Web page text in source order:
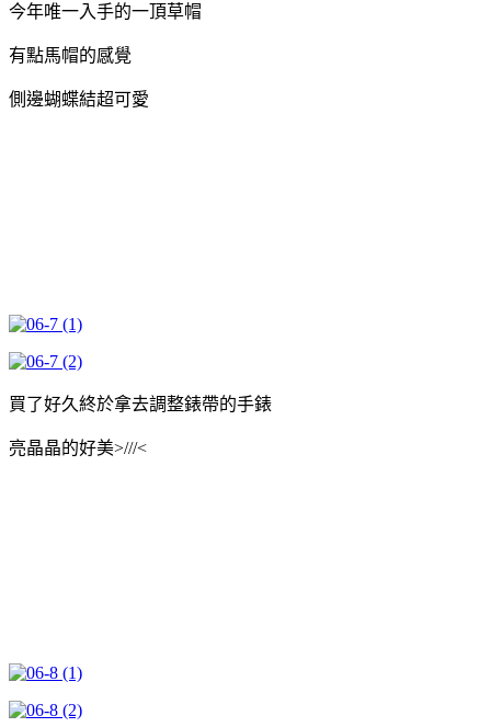
今年唯一入手的一頂草帽
有點馬帽的感覺
側邊蝴蝶結超可愛
買了好久終於拿去調整錶帶的手錶
亮晶晶的好美>///<